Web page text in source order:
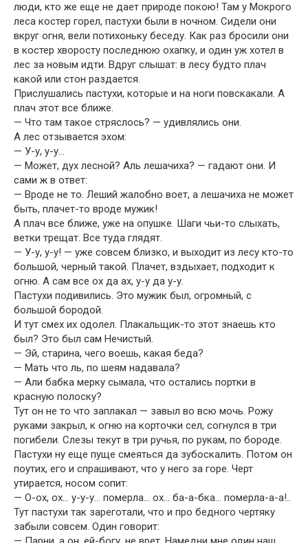
люди, кто же еще не дает природе покою! Там у Мокрого
леса костер горел, пастухи были в ночном. Сидели они
вкруг огня, вели потихоньку беседу. Как раз бросили они
в костер хворосту последнюю охапку, и один уж хотел в
лес за новым идти. Вдруг слышат: в лесу будто плач
какой или стон раздается.
Прислушались пастухи, которые и на ноги повскакали. А
плач этот все ближе.
— Что там такое стряслось? — удивлялись они.
А лес отзывается эхом:
— У-у, у-у…
— Может, дух лесной? Аль лешачиха? — гадают они. И
сами ж в ответ:
— Вроде не то. Леший жалобно воет, а лешачиха не может
быть, плачет-то вроде мужик!
А плач все ближе, уже на опушке. Шаги чьи-то слыхать,
ветки трещат. Все туда глядят.
— У-у, у-у! — уже совсем близко, и выходит из лесу кто-то
большой, черный такой. Плачет, вздыхает, подходит к
огню. А сам все ох да ах, у-у да у-у.
Пастухи подивились. Это мужик был, огромный, с
большой бородой.
И тут смех их одолел. Плакальщик-то этот знаешь кто
был? Это был сам Нечистый.
— Эй, старина, чего воешь, какая беда?
— Мать что ль, по шеям надавала?
— Али бабка мерку сымала, что остались портки в
красную полоску?
Тут он не то что заплакал — завыл во всю мочь. Рожу
руками закрыл, к огню на корточки сел, согнулся в три
погибели. Слезы текут в три ручья, по рукам, по бороде.
Пастухи ну еще пуще смеяться да зубоскалить. Потом он
поутих, его и спрашивают, что у него за горе. Черт
утирается, носом сопит:
— О-ох, ох… у-у-у… померла… ох… ба-а-бка… померла-а-а!..
Тут пастухи так зареготали, что и про бедного чертяку
забыли совсем. Один говорит: